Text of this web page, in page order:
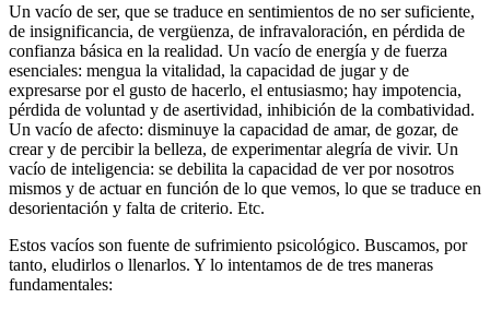
Un vacío de ser, que se traduce en sentimientos de no ser suficiente,
de insignificancia, de vergüenza, de infravaloración, en pérdida de
confianza básica en la realidad. Un vacío de energía y de fuerza
esenciales: mengua la vitalidad, la capacidad de jugar y de
expresarse por el gusto de hacerlo, el entusiasmo; hay impotencia,
pérdida de voluntad y de asertividad, inhibición de la combatividad.
Un vacío de afecto: disminuye la capacidad de amar, de gozar, de
crear y de percibir la belleza, de experimentar alegría de vivir. Un
vacío de inteligencia: se debilita la capacidad de ver por nosotros
mismos y de actuar en función de lo que vemos, lo que se traduce en
desorientación y falta de criterio. Etc.
Estos vacíos son fuente de sufrimiento psicológico. Buscamos, por
tanto, eludirlos o llenarlos. Y lo intentamos de de tres maneras
fundamentales: